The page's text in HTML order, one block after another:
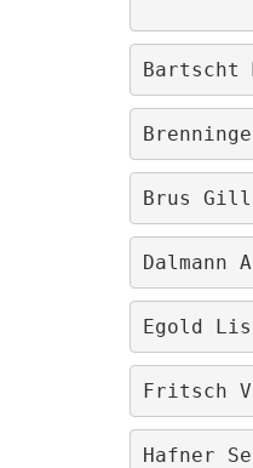
Bartscht
Brus
Dalmann
Egold
Fritsch
Hafner